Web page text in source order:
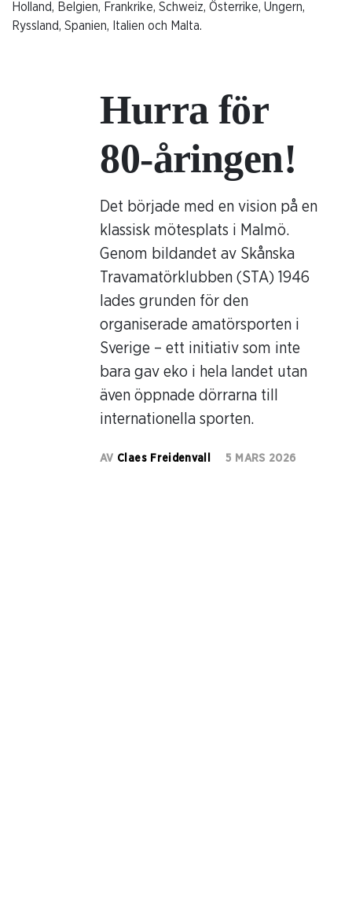
Holland, Belgien, Frankrike, Schweiz, Österrike, Ungern,
Ryssland, Spanien, Italien och Malta.
Hurra för
80-åringen!
Det började med en vision på en
klassisk mötesplats i Malmö.
Genom bildandet av Skånska
Travamatörklubben (STA) 1946
lades grunden för den
organiserade amatörsporten i
Sverige – ett initiativ som inte
bara gav eko i hela landet utan
även öppnade dörrarna till
internationella sporten.
AV Claes Freidenvall 5 MARS 2026